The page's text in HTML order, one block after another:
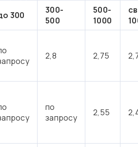
300
300-
500
500-
1000
2,8 2,75
по
запросу
2,55